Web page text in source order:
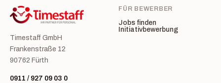
Timestaff GmbH
Frankenstraße 12
90762 Fürth
0911 / 927 09 03 0
FÜR BEWERBER
Jobs finden
Initiativbewerbung